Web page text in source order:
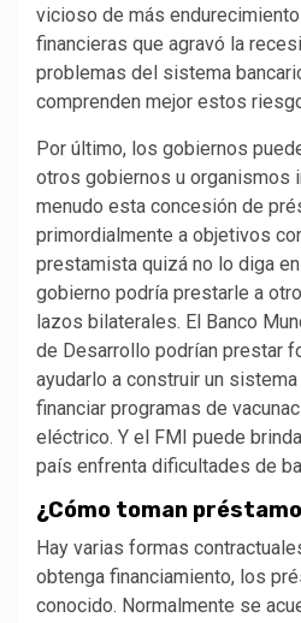
vicioso de más
financieras que agravó la
problemas del sistema
comprenden mejor estos
Por último, los gobiernos
otros gobiernos u organismos
menudo esta concesión de
primordialmente a objetivos
prestamista quizá no lo diga en
gobierno podría prestarle a
lazos bilaterales. El Banco
de Desarrollo podrían prestar
ayudarlo a construir un
financiar programas de
eléctrico. Y el FMI puede
país enfrenta dificultades de
¿Cómo toman
Hay varias formas
obtenga financiamiento, los
conocido. Normalmente se